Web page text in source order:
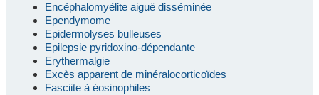
Encéphalomyélite aiguë disséminée
Ependymome
Epidermolyses bulleuses
Epilepsie pyridoxino-dépendante
Erythermalgie
Excès apparent de minéralocorticoïdes
Fasciite à éosinophiles